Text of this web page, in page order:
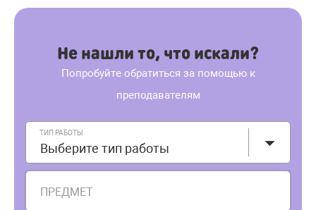
Не нашли то, что искали?
Попробуйте обратиться за помощью к
преподавателям
ТИП РАБОТЫ
Выберите тип работы
ПРЕДМЕТ